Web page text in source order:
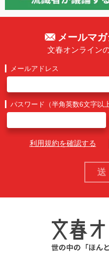
メールマガ
文春オンライン
メールアドレス
パスワード（半角英数6文字以
利用規約を確認する